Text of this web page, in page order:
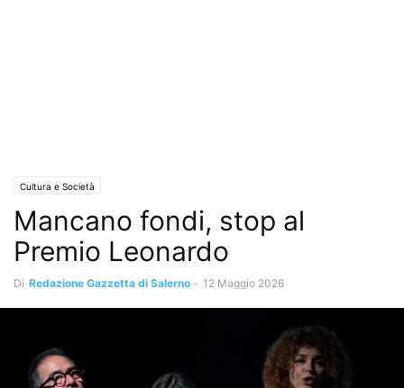
Cultura e Società
Mancano fondi, stop al
Premio Leonardo
Di Redazione Gazzetta di Salerno - 12 Maggio 2026